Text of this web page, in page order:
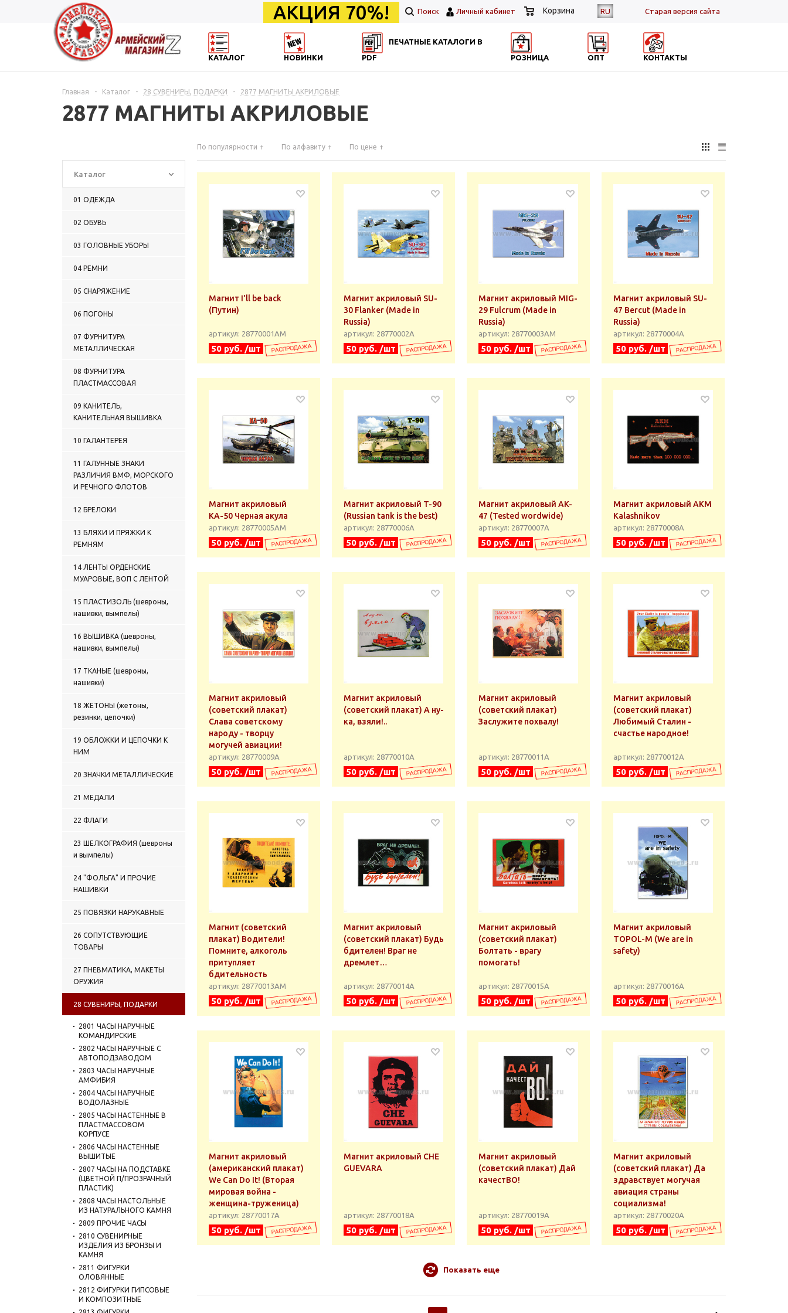
RU Cтарая версия сайта
АКЦИЯ 70%! Поиск Личный кабинет Корзина
КАТАЛОГ НОВИНКИ
ПЕЧАТНЫЕ КАТАЛОГИ В
PDF
РОЗНИЦА ОПТ КОНТАКТЫ
Главная - Каталог - 28 СУВЕНИРЫ, ПОДАРКИ - 2877 МАГНИТЫ АКРИЛОВЫЕ
2877 МАГНИТЫ АКРИЛОВЫЕ
Каталог
01 ОДЕЖДА
02 ОБУВЬ
03 ГОЛОВНЫЕ УБОРЫ
04 РЕМНИ
05 СНАРЯЖЕНИЕ
06 ПОГОНЫ
07 ФУРНИТУРА
МЕТАЛЛИЧЕСКАЯ
08 ФУРНИТУРА
ПЛАСТМАССОВАЯ
09 КАНИТЕЛЬ,
КАНИТЕЛЬНАЯ ВЫШИВКА
10 ГАЛАНТЕРЕЯ
11 ГАЛУННЫЕ ЗНАКИ
РАЗЛИЧИЯ ВМФ, МОРСКОГО
И РЕЧНОГО ФЛОТОВ
12 БРЕЛОКИ
13 БЛЯХИ И ПРЯЖКИ К
РЕМНЯМ
14 ЛЕНТЫ ОРДЕНСКИЕ
МУАРОВЫЕ, ВОП С ЛЕНТОЙ
15 ПЛАСТИЗОЛЬ (шевроны,
нашивки, вымпелы)
16 ВЫШИВКА (шевроны,
нашивки, вымпелы)
17 ТКАНЫЕ (шевроны,
нашивки)
18 ЖЕТОНЫ (жетоны,
резинки, цепочки)
19 ОБЛОЖКИ И ЦЕПОЧКИ К
НИМ
20 ЗНАЧКИ МЕТАЛЛИЧЕСКИЕ
21 МЕДАЛИ
22 ФЛАГИ
23 ШЕЛКОГРАФИЯ (шевроны
и вымпелы)
24 "ФОЛЬГА" И ПРОЧИЕ
НАШИВКИ
25 ПОВЯЗКИ НАРУКАВНЫЕ
26 СОПУТСТВУЮЩИЕ
ТОВАРЫ
27 ПНЕВМАТИКА, МАКЕТЫ
ОРУЖИЯ
28 СУВЕНИРЫ, ПОДАРКИ
2801 ЧАСЫ НАРУЧНЫЕ
КОМАНДИРСКИЕ
2802 ЧАСЫ НАРУЧНЫЕ С
АВТОПОДЗАВОДОМ
2803 ЧАСЫ НАРУЧНЫЕ
АМФИБИЯ
2804 ЧАСЫ НАРУЧНЫЕ
ВОДОЛАЗНЫЕ
2805 ЧАСЫ НАСТЕННЫЕ В
ПЛАСТМАССОВОМ
КОРПУСЕ
2806 ЧАСЫ НАСТЕННЫЕ
ВЫШИТЫЕ
2807 ЧАСЫ НА ПОДСТАВКЕ
(ЦВЕТНОЙ П/ПРОЗРАЧНЫЙ
ПЛАСТИК)
2808 ЧАСЫ НАСТОЛЬНЫЕ
ИЗ НАТУРАЛЬНОГО КАМНЯ
2809 ПРОЧИЕ ЧАСЫ
2810 СУВЕНИРНЫЕ
ИЗДЕЛИЯ ИЗ БРОНЗЫ И
КАМНЯ
2811 ФИГУРКИ
ОЛОВЯННЫЕ
2812 ФИГУРКИ ГИПСОВЫЕ
И КОМПОЗИТНЫЕ
По популярности По алфавиту По цене
Магнит I'll be back
(Путин)
артикул: 28770001АМ
50 руб. /шт
Магнит акриловый SU-
30 Flanker (Made in
Russia)
артикул: 28770002А
50 руб. /шт
Магнит акриловый MIG-
29 Fulcrum (Made in
Russia)
артикул: 28770003АМ
50 руб. /шт
Магнит акриловый SU-
47 Bercut (Made in
Russia)
артикул: 28770004А
50 руб. /шт
Магнит акриловый
КА-50 Черная акула
артикул: 28770005АМ
50 руб. /шт
Магнит акриловый T-90
(Russian tank is the best)
артикул: 28770006А
50 руб. /шт
Магнит акриловый AK-
47 (Tested wordwide)
артикул: 28770007А
50 руб. /шт
Магнит акриловый AKM
Kalashnikov
артикул: 28770008А
50 руб. /шт
Магнит акриловый
(советский плакат)
Слава советскому
народу - творцу
могучей авиации!
артикул: 28770009А
50 руб. /шт
Магнит акриловый
(советский плакат) А ну-
ка, взяли!..
артикул: 28770010А
50 руб. /шт
Магнит акриловый
(советский плакат)
Заслужите похвалу!
артикул: 28770011А
50 руб. /шт
Магнит акриловый
(советский плакат)
Любимый Сталин -
счастье народное!
артикул: 28770012А
50 руб. /шт
Магнит (советский
плакат) Водители!
Помните, алкоголь
притупляет
бдительность
артикул: 28770013АМ
50 руб. /шт
Магнит акриловый
(советский плакат) Будь
бдителен! Враг не
дремлет…
артикул: 28770014А
50 руб. /шт
Магнит акриловый
(советский плакат)
Болтать - врагу
помогать!
артикул: 28770015А
50 руб. /шт
Магнит акриловый
TOPOL-M (We are in
safety)
артикул: 28770016А
50 руб. /шт
Магнит акриловый
(американский плакат)
We Can Do It! (Вторая
мировая война -
женщина-труженица)
артикул: 28770017А
50 руб. /шт
Магнит акриловый CHE
GUEVARA
артикул: 28770018А
50 руб. /шт
Магнит акриловый
(советский плакат) Дай
качестВО!
артикул: 28770019А
50 руб. /шт
Магнит акриловый
(советский плакат) Да
здравствует могучая
авиация страны
социализма!
артикул: 28770020А
50 руб. /шт
Показать еще